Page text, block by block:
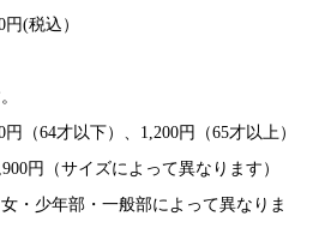
(税込）
（64才以下）、1,200円（65才以上）
円（サイズによって異なります）
・少年部・一般部によって異なりま